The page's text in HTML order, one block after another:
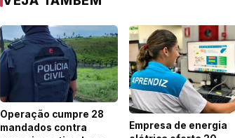
Operação cumpre 28
mandados contra
Empresa de energia